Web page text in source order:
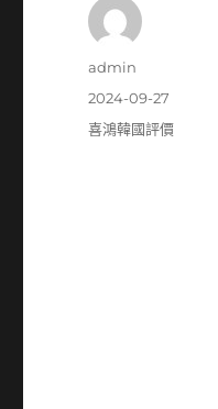
作
admin
發
佈
2024-09-27
分
喜鴻韓國評價